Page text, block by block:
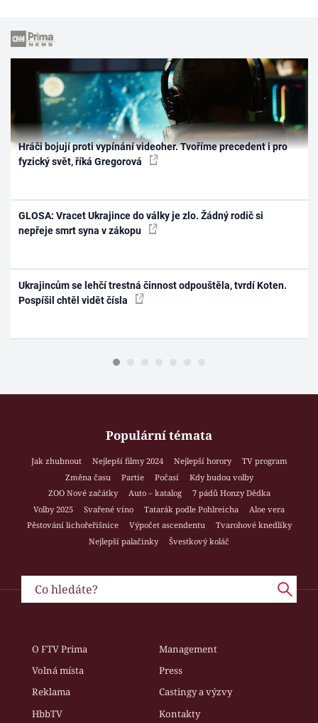
Hráči bojují proti vypínání videoher. Tvoříme precedent i pro
fyzický svět, říká Gregorová
GLOSA: Vracet Ukrajince do války je zlo. Žádný rodič si
nepřeje smrt syna v zákopu
Ukrajincům se lehčí trestná činnost odpouštěla, tvrdí Koten.
Pospíšil chtěl vidět čísla
Populární témata
Jak zhubnout Nejlepší filmy 2024 Nejlepší horory
TV program
Změna času
Partie Počasí
Kdy budou volby
ZOO Nové začátky
Auto – katalog
7 pádů Honzy Dědka
Volby 2025
Svařené víno Tatarák podle Pohlreicha
Aloe vera
Pěstování lichořeřišnice
Výpočet ascendentu
Tvarohové knedlíky
Nejlepší palačinky
Švestkový koláč
O FTV Prima
Management
Volná místa
Press
Reklama
Castingy a výzvy
HbbTV
Kontakty